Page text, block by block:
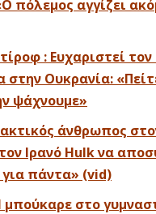
πόλεμος αγγίζει
: Ευχαριστεί
στην Ουκρανία:
ψάχνουμε»
άνθρωπος
Ιρανό Hulk να
πάντα» (vid)
μπούκαρε στο